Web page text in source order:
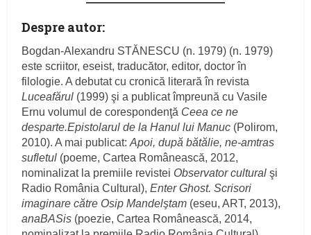
Despre autor:
Bogdan-Alexandru STĂNESCU (n. 1979) (n. 1979)
este scriitor, eseist, traducător, editor, doctor în
filologie. A debutat cu cronică literară în revista
Luceafărul (1999) şi a publicat împreună cu Vasile
Ernu volumul de corespondenţă Ceea ce ne
desparte.Epistolarul de la Hanul lui Manuc (Polirom,
2010). A mai publicat:Apoi, după bătălie, ne-amtras
sufletul (poeme, Cartea Românească, 2012,
nominalizat la premiile revistei Observator cultural şi
Radio România Cultural),Enter Ghost. Scrisori
imaginare către Osip Mandelştam (eseu, ART, 2013),
anaBASis (poezie, Cartea Românească, 2014,